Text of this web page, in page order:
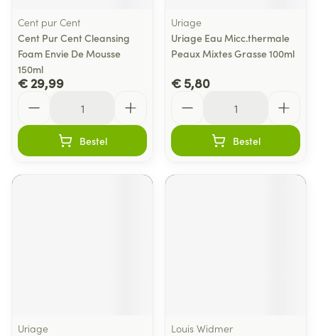
Cent pur Cent
Cent Pur Cent Cleansing
Foam Envie De Mousse
150ml
€ 29,99
Bestel
Uriage
Uriage Eau Micc.thermale
Peaux Mixtes Grasse 100ml
€ 5,80
Bestel
Uriage
Louis Widmer